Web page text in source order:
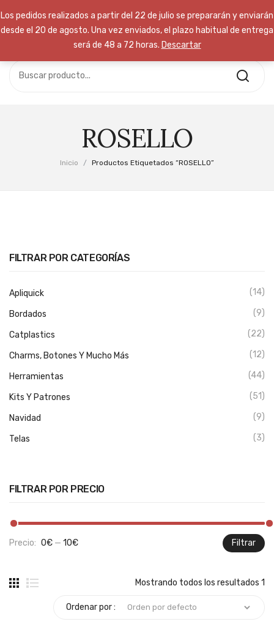
TIENDA
Call Support: (+800) 123 456 789
No hay productos en el carrito.
ROSELLO
Inicio / Productos Etiquetados “ROSELLO”
FILTRAR POR CATEGORÍAS
Apliquick (14)
Bordados (9)
Catplastics (22)
Charms, Botones Y Mucho Más (12)
Herramientas (44)
Kits Y Patrones (51)
Navidad (9)
Telas (3)
FILTRAR POR PRECIO
Filtrar
Precio: 0€ — 10€
Mostrando todos los resultados 1
Ordenar por :
Los pedidos realizados a partir del 22 de julio se prepararán y enviarán
desde el 20 de agosto. Una vez enviados, el plazo habitual de entrega
será de 48 a 72 horas. Descartar